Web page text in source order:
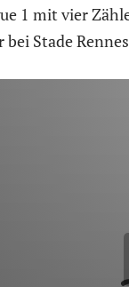
1 mit vier
bei Stade